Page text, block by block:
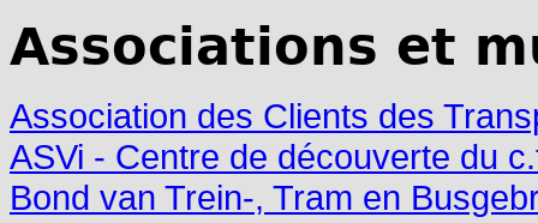
Associations et
Association des Clients des
ASVi - Centre de découverte du
Bond van Trein-, Tram en